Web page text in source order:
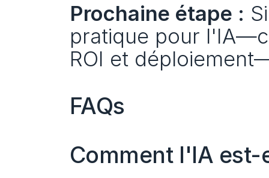
Prochaine étape :
pratique pour
ROI et
FAQs
Comment l'IA